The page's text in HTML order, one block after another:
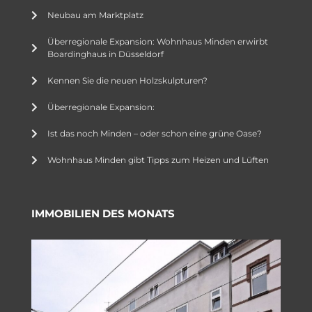
Neubau am Marktplatz
Überregionale Expansion: Wohnhaus Minden erwirbt
Boardinghaus in Düsseldorf
Kennen Sie die neuen Holzskulpturen?
Überregionale Expansion:
Ist das noch Minden – oder schon eine grüne Oase?
Wohnhaus Minden gibt Tipps zum Heizen und Lüften
IMMOBILIEN DES MONATS